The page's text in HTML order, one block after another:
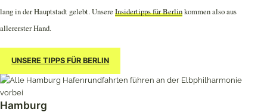
lang in der Hauptstadt gelebt. Unsere Insidertipps für Berlinkommen also aus
allererster Hand.
UNSERE TIPPS FÜR BERLIN
Hamburg